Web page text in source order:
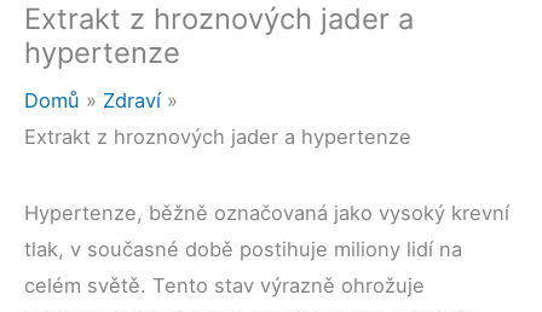
Extrakt z hroznových jader a
hypertenze
Domů
Zdraví
Extrakt z hroznových jader a hypertenze
Hypertenze, běžně označovaná jako vysoký krevní
tlak, v současné době postihuje miliony lidí na
celém světě. Tento stav výrazně ohrožuje